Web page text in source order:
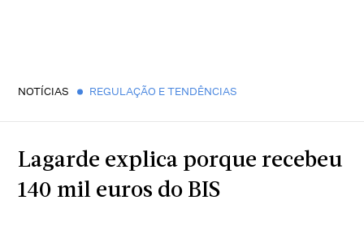
NOTÍCIAS REGULAÇÃO E TENDÊNCIAS
Lagarde explica porque recebeu
140 mil euros do BIS